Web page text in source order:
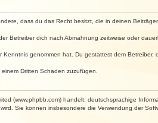
dass du das Recht besitzt, die in deinen
Betreiber dich nach Abmahnung zeitweise oder
genommen hat. Du gestattest dem Betreiber,
Dritten Schaden zuzufügen.
(www.phpbb.com) handelt; deutschsprachige
Sie können insbesondere die Verwendung der